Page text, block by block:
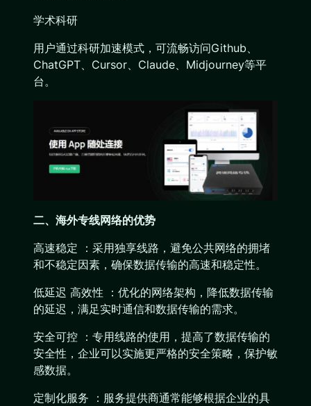
学术科研
用户通过科研加速模式，可流畅访问Github、
ChatGPT、Cursor、Claude、Midjourney等平
台。
二、海外专线网络的优势
高速稳定 ：采用独享线路，避免公共网络的拥堵
和不稳定因素，确保数据传输的高速和稳定性。
低延迟 高效性 ：优化的网络架构，降低数据传输
的延迟，满足实时通信和数据传输的需求。
安全可控 ：专用线路的使用，提高了数据传输的
安全性，企业可以实施更严格的安全策略，保护敏
感数据。
定制化服务 ：服务提供商通常能够根据企业的具